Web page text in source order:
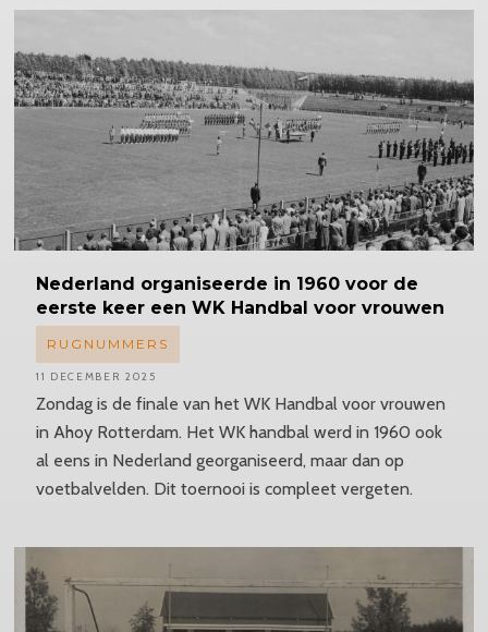
Nederland organiseerde in 1960 voor de
eerste keer een WK Handbal voor vrouwen
Zondag is de finale van het WK Handbal voor vrouwen
in Ahoy Rotterdam. Het WK handbal werd in 1960 ook
al eens in Nederland georganiseerd, maar dan op
voetbalvelden. Dit toernooi is compleet vergeten.
RUGNUMMERS
11 DECEMBER 2025